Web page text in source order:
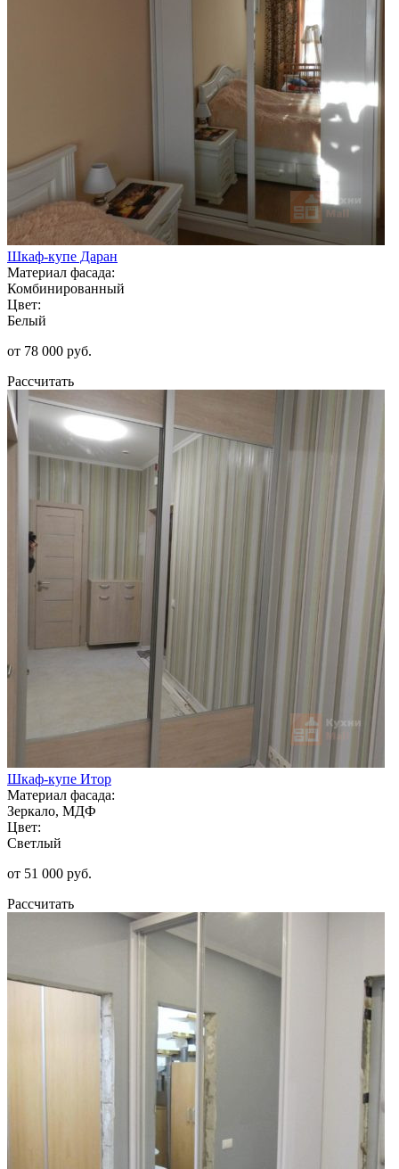
Шкаф-купе Даран
Материал фасада:
Комбинированный
Цвет:
Белый
от 78 000 руб.
Рассчитать
Шкаф-купе Итор
Материал фасада:
Зеркало, МДФ
Цвет:
Светлый
от 51 000 руб.
Рассчитать